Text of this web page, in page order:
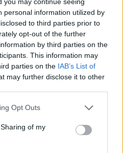
personal information utilized by
to third parties prior to
opt-out of the further
by third parties on the
This information may
parties on the IAB’s List of
may further disclose it to other
app uses one or more Google
behaviour. You may click to
and its third-party tags to
purposes in below Google
Opt Outs
of my
S
h
a
re
precedente
articolo